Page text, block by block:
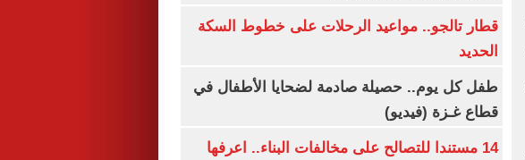
قطار تالجو.. مواعيد الرحلات على خطوط السكة
الحديد
طفل كل يوم.. حصيلة صادمة لضحايا الأطفال في
قطاع غـزة (فيديو)
14 مستندا للتصالح على مخالفات البناء.. اعرفها